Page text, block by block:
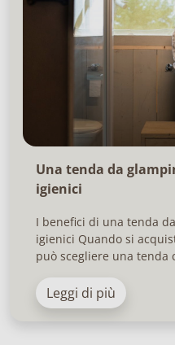
Una tenda da
igienici
I benefici di una tenda
igienici Quando si
può scegliere una tenda
Leggi di più